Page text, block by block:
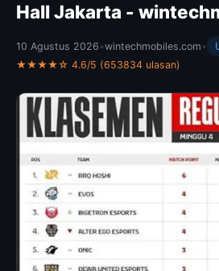
Hall Jakarta -
10 Agustus 2026 •wintechmobiles.com •
★★★★☆ 4.6/5 (653834 ulasan)